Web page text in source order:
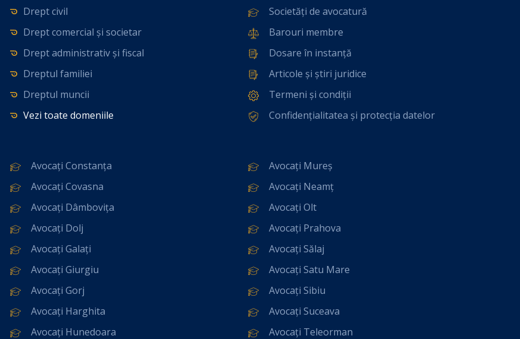
Drept civil
Drept comercial și societar
Drept administrativ și fiscal
Dreptul familiei
Dreptul muncii
Vezi toate domeniile
Societăți de avocatură
Barouri membre
Dosare în instanță
Articole și știri juridice
Termeni și condiții
Confidențialitatea și protecția datelor
Avocați Constanța
Avocați Covasna
Avocați Dâmbovița
Avocați Dolj
Avocați Galați
Avocați Giurgiu
Avocați Gorj
Avocați Harghita
Avocați Hunedoara
Avocați Mureș
Avocați Neamț
Avocați Olt
Avocați Prahova
Avocați Sălaj
Avocați Satu Mare
Avocați Sibiu
Avocați Suceava
Avocați Teleorman